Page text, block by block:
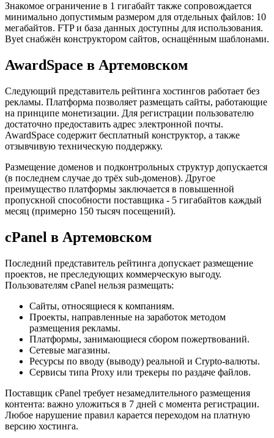
Знакомое ограничение в 1 гигабайт также сопровождается
минимально допустимым размером для отдельных файлов: 10
мегабайтов. FTP и база данных доступны для использования.
Byet снабжён конструктором сайтов, оснащённым шаблонами.
AwardSpace в Артемовском
Следующий представитель рейтинга хостингов работает без
рекламы. Платформа позволяет размещать сайты, работающие
на принципе монетизации. Для регистрации пользователю
достаточно предоставить адрес электронной почты.
AwardSpace содержит бесплатный конструктор, а также
отзывчивую техническую поддержку.
Размещение доменов и подконтрольных структур допускается
(в последнем случае до трёх sub-доменов). Другое
преимущество платформы заключается в повышенной
пропускной способности поставщика - 5 гигабайтов каждый
месяц (примерно 150 тысяч посещений).
cPanel в Артемовском
Последний представитель рейтинга допускает размещение
проектов, не преследующих коммерческую выгоду.
Пользователям cPanel нельзя размещать:
Сайты, относящиеся к компаниям.
Проекты, направленные на заработок методом
размещения рекламы.
Платформы, занимающиеся сбором пожертвований.
Сетевые магазины.
Ресурсы по вводу (выводу) реальной и Crypto-валюты.
Сервисы типа Proxy или трекеры по раздаче файлов.
Поставщик cPanel требует незамедлительного размещения
контента: важно уложиться в 7 дней с момента регистрации.
Любое нарушение правил карается переходом на платную
версию хостинга.